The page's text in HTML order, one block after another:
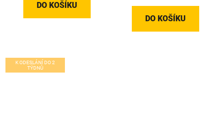
DO KOŠÍKU
DO KOŠÍKU
K ODESLÁNÍ DO 2
TÝDNŮ